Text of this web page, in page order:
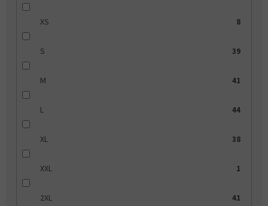
XS 8
S 39
M 41
L 44
XL 38
XXL 1
2XL 41